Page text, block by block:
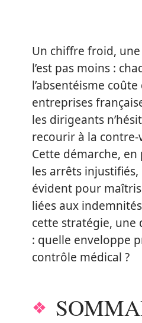
Un chiffre froid,
l’est pas moins :
l’absentéisme
entreprises
les dirigeants
recourir à la contre-
Cette démarche,
les arrêts
évident pour
liées aux
cette stratégie, une
: quelle enveloppe
contrôle médical ?